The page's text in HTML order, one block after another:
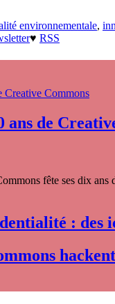
environnementale,
♥ RSS
de
fête ses dix
: des